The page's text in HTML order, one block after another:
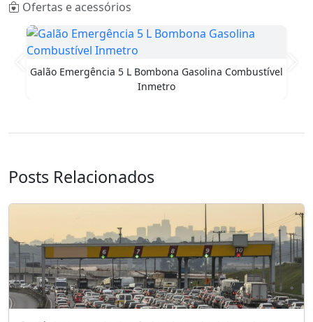
Ofertas e acessórios
Pneu 2.75-10 Aro 10 Scooter Moto Elétrica E-letric
Anterior
Posts Relacionados
Pedágio nas rodovias federais pode deixar de ser
cobrado? Projeto…
05/08/2026